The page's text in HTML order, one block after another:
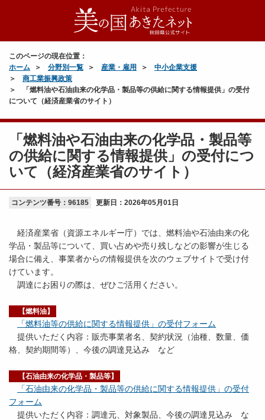
このページの現在位置：
ホーム
分野別一覧 産業・雇用
中小企業支援
商工業振興政策
「燃料油や石油由来の化学品・製品等の供給に関する情報提供」の受付
について（経済産業省のサイト）
「燃料油や石油由来の化学品・製品等
の供給に関する情報提供」の受付につ
いて（経済産業省のサイト）
コンテンツ番号：96185 更新日： 2026年05月01日
経済産業省（資源エネルギー庁）では、燃料油や石油由来の化
学品・製品等について、買い占めや売り残しなどの影響が生じる
場合に備え、事業者からの情報提供を次のウェブサイトで受け付
けています。
調達にお困りの際は、ぜひご活用ください。
【燃料油】
「燃料油等の供給に関する情報提供」の受付フォーム
提供いただく内容：販売事業者名、契約状況（油種、数量、価
格、契約期間等）、今後の調達見込み など
【石油由来の化学品・製品等】
「石油由来の化学品・製品等の供給に関する情報提供」の受付
フォーム
提供いただく内容：調達元、対象製品、今後の調達見込み な